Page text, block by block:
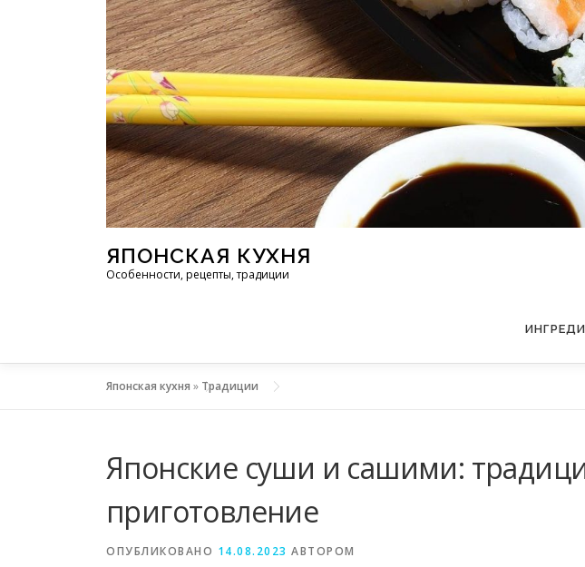
Перейти к содержимому
ЯПОНСКАЯ КУХНЯ
Особенности, рецепты, традиции
Японская кухня » Традиции
Японские суши и сашими:
приготовление
ОПУБЛИКОВАНО 14.08.2023 АВТОРОМ